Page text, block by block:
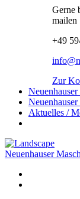
Gerne
mailen
+49
Zur
Aktuelles /
Neuenhauser